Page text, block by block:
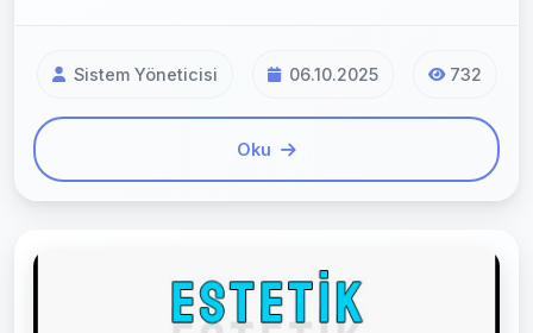
Sistem Yöneticisi 06.10.2025 732
Oku